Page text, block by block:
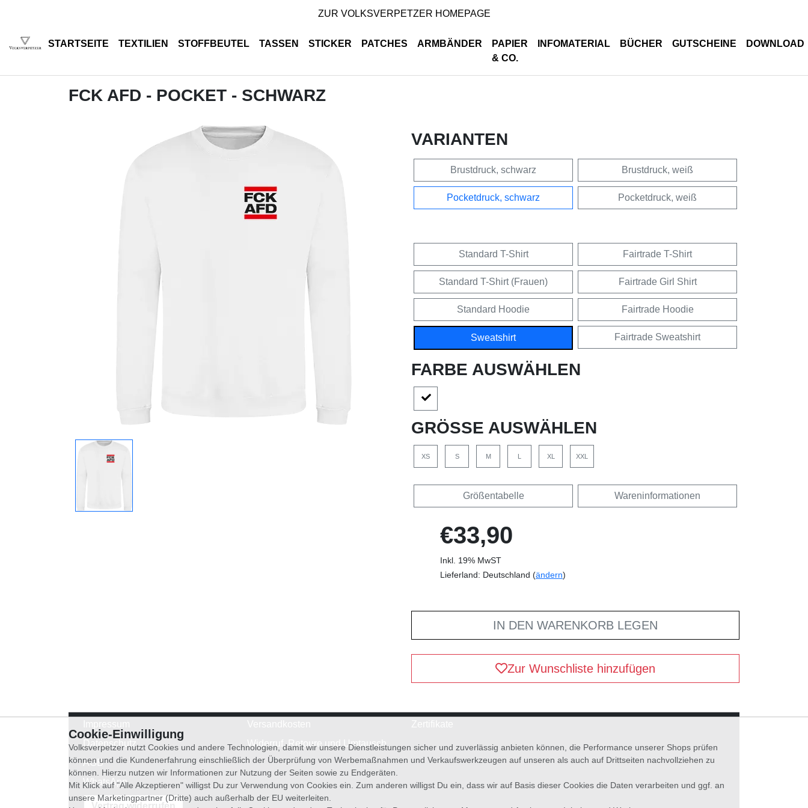
ZUR VOLKSVERPETZER HOMEPAGE
STARTSEITE TEXTILIEN STOFFBEUTEL TASSEN STICKER PATCHES ARMBÄNDER
PAPIER
& CO.
INFOMATERIAL BÜCHER GUTSCHEINE DOWNLOAD
FCK AFD - POCKET - SCHWARZ
VARIANTEN
Brustdruck, schwarz Brustdruck, weiß
Pocketdruck, schwarz Pocketdruck, weiß
Standard T-Shirt Fairtrade T-Shirt
Standard T-Shirt (Frauen) Fairtrade Girl Shirt
Standard Hoodie Fairtrade Hoodie
Sweatshirt Fairtrade Sweatshirt
FARBE AUSWÄHLEN
GRÖSSE AUSWÄHLEN
XS S M L XL XXL
Größentabelle Wareninformationen
€33,90
Inkl. 19% MwST
Lieferland: Deutschland (ändern)
IN DEN WARENKORB LEGEN
Zur Wunschliste hinzufügen
Datenschutz
AGB
WhatsApp
Widerruf, Retoure und Umtausch
Vertrag widerrufen
Cookie-Einwilligung
Volksverpetzer nutzt Cookies und andere Technologien, damit wir unsere Dienstleistungen sicher und zuverlässig anbieten können, die Performance unserer Shops prüfen
können und die Kundenerfahrung einschließlich der Überprüfung von Werbemaßnahmen und Verkaufswerkzeugen auf unseren als auch auf Drittseiten nachvollziehen zu
können. Hierzu nutzen wir Informationen zur Nutzung der Seiten sowie zu Endgeräten.
Mit Klick auf "Alle Akzeptieren" willigst Du zur Verwendung von Cookies ein. Zum anderen willigst Du ein, dass wir auf Basis dieser Cookies die Daten verarbeiten und ggf. an
unsere Marketingpartner (Dritte) auch außerhalb der EU weiterleiten.